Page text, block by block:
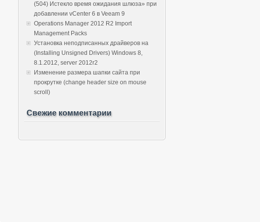
(504) Истекло время ожидания шлюза» при
добавлении vCenter 6 в Veeam 9
Operations Manager 2012 R2 Import
Management Packs
Установка неподписанных драйверов на
(Installing Unsigned Drivers) Windows 8,
8.1.2012, server 2012r2
Изменение размера шапки сайта при
прокрутке (change header size on mouse
scroll)
Свежие комментарии